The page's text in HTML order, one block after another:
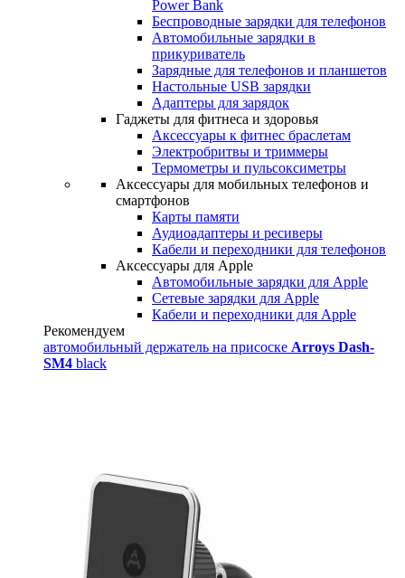
Power Bank
Беспроводные зарядки для телефонов
Автомобильные зарядки в
прикуриватель
Зарядные для телефонов и планшетов
Настольные USB зарядки
Адаптеры для зарядок
Гаджеты для фитнеса и здоровья
Аксессуары к фитнес браслетам
Электробритвы и триммеры
Термометры и пульсоксиметры
Аксессуары для мобильных телефонов и
смартфонов
Карты памяти
Аудиоадаптеры и ресиверы
Кабели и переходники для телефонов
Аксессуары для Apple
Автомобильные зарядки для Apple
Сетевые зарядки для Apple
Кабели и переходники для Apple
Рекомендуем
автомобильный держатель на присоске Arroys Dash-
SM4 black